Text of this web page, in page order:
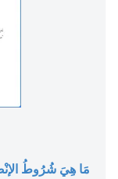
مَا هِيَ شُرُوطُ